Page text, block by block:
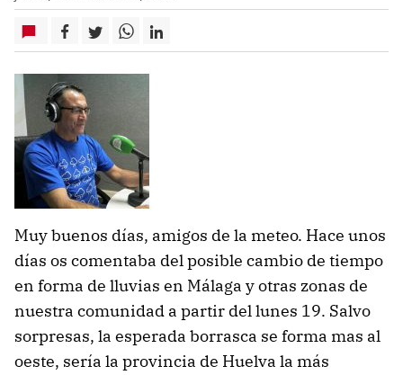
Muy buenos días, amigos de la meteo. Hace unos
días os comentaba del posible cambio de tiempo
en forma de lluvias en Málaga y otras zonas de
nuestra comunidad a partir del lunes 19. Salvo
sorpresas, la esperada borrasca se forma mas al
oeste, sería la provincia de Huelva la más